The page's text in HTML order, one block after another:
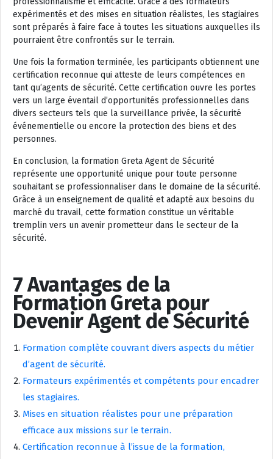
expérimentés et des mises en situation réalistes, les stagiaires
sont préparés à faire face à toutes les situations auxquelles ils
pourraient être confrontés sur le terrain.
Une fois la formation terminée, les participants obtiennent une
certification reconnue qui atteste de leurs compétences en
tant qu’agents de sécurité. Cette certification ouvre les portes
vers un large éventail d’opportunités professionnelles dans
divers secteurs tels que la surveillance privée, la sécurité
événementielle ou encore la protection des biens et des
personnes.
En conclusion, la formation Greta Agent de Sécurité
représente une opportunité unique pour toute personne
souhaitant se professionnaliser dans le domaine de la sécurité.
Grâce à un enseignement de qualité et adapté aux besoins du
marché du travail, cette formation constitue un véritable
tremplin vers un avenir prometteur dans le secteur de la
sécurité.
7 Avantages de la
Formation Greta pour
Devenir Agent de Sécurité
Formation complète couvrant divers aspects du métier
d’agent de sécurité.
Formateurs expérimentés et compétents pour encadrer
les stagiaires.
Mises en situation réalistes pour une préparation
efficace aux missions sur le terrain.
Certification reconnue à l’issue de la formation,